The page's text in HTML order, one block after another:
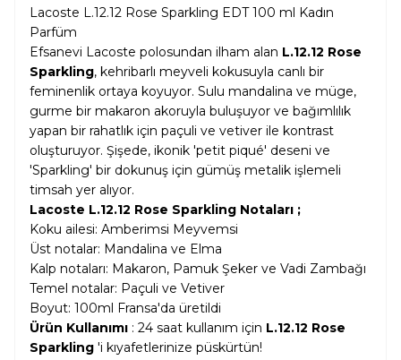
Lacoste L.12.12 Rose Sparkling EDT 100 ml Kadın
Parfüm
Efsanevi Lacoste polosundan ilham alan L.12.12 Rose
Sparkling, kehribarlı meyveli kokusuyla canlı bir
feminenlik ortaya koyuyor. Sulu mandalina ve müge,
gurme bir makaron akoruyla buluşuyor ve bağımlılık
yapan bir rahatlık için paçuli ve vetiver ile kontrast
oluşturuyor. Şişede, ikonik 'petit piqué' deseni ve
'Sparkling' bir dokunuş için gümüş metalik işlemeli
timsah yer alıyor.
Lacoste L.12.12 Rose Sparkling Notaları ;
Koku ailesi: Amberimsi Meyvemsi
Üst notalar: Mandalina ve Elma
Kalp notaları: Makaron, Pamuk Şeker ve Vadi Zambağı
Temel notalar: Paçuli ve Vetiver
Boyut: 100ml Fransa'da üretildi
Ürün Kullanımı : 24 saat kullanım için L.12.12 Rose
Sparkling 'i kıyafetlerinize püskürtün!